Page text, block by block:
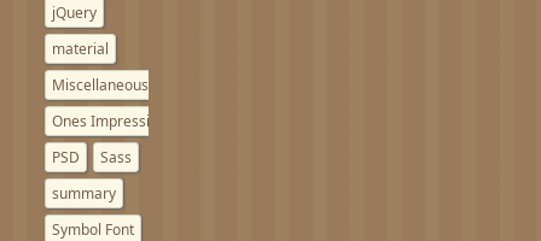
jQuery
material
Miscellaneous notes
Ones Impressions
PSD
Sass
summary
Symbol Font